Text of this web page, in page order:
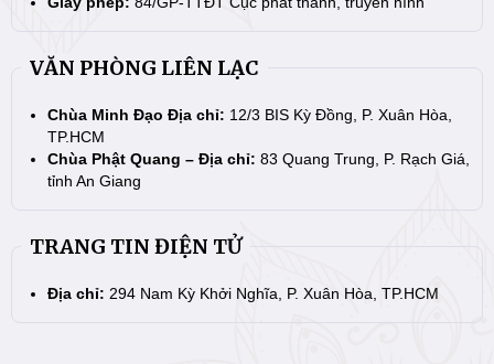
VĂN PHÒNG LIÊN LẠC
Chùa Minh Đạo Địa chỉ: 12/3 BIS Kỳ Đồng, P. Xuân Hòa,
TP.HCM
Chùa Phật Quang – Địa chỉ: 83 Quang Trung, P. Rạch Giá,
tỉnh An Giang
TRANG TIN ĐIỆN TỬ
Địa chỉ: 294 Nam Kỳ Khởi Nghĩa, P. Xuân Hòa, TP.HCM